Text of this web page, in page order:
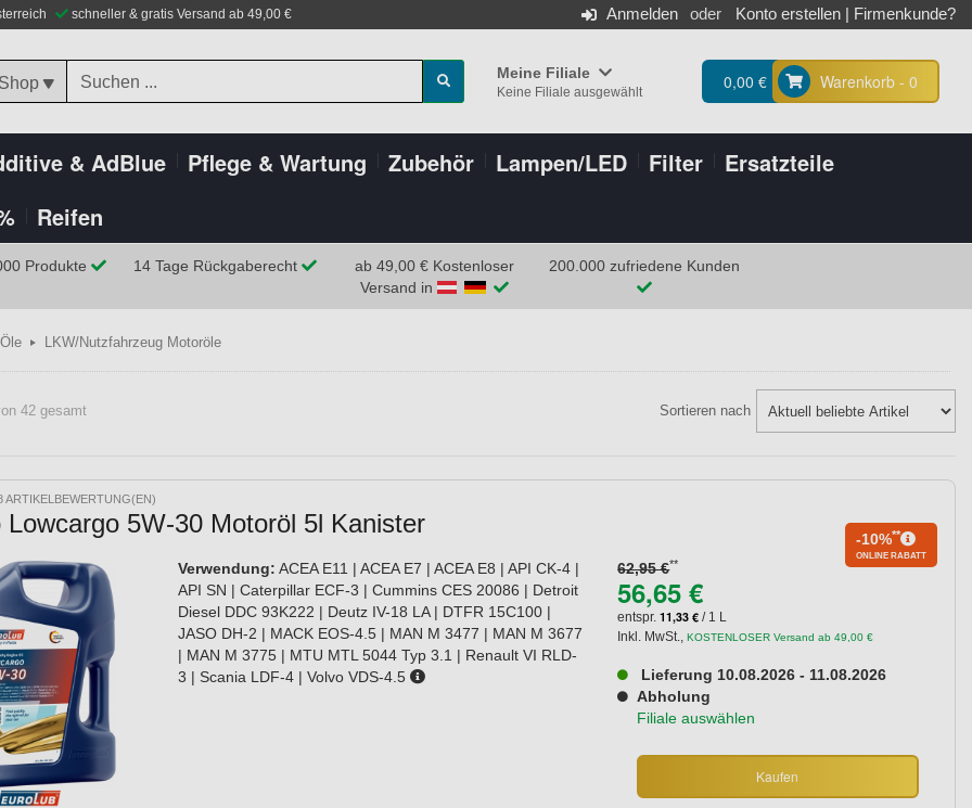
schneller & gratis Versand ab 49,00 € Anmelden Konto erstellen | Firmenkunde?
Meine Filiale
Keine Filiale ausgewählt 0,00 € Warenkorb - 0
& AdBlue Pflege & Wartung Zubehör Lampen/LED Filter
Ersatzteile
Reifen
Produkte 14 Tage Rückgaberecht
ab 49,00 € Kostenloser
Versand in
200.000 zufriedene Kunden
Öle LKW/Nutzfahrzeug Motoröle
42 gesamt Sortieren nach
ARTIKELBEWERTUNG(EN)
Lowcargo 5W-30 Motoröl 5l Kanister
Verwendung: ACEA E11 | ACEA E7 | ACEA E8 | API CK-4 |
API SN | Caterpillar ECF-3 | Cummins CES 20086 | Detroit
Diesel DDC 93K222 | Deutz IV-18 LA | DTFR 15C100 |
JASO DH-2 | MACK EOS-4.5 | MAN M 3477 | MAN M 3677
| MAN M 3775 | MTU MTL 5044 Typ 3.1 | Renault VI RLD-
3 | Scania LDF-4 | Volvo VDS-4.5
62,95 €**
-10%**
ONLINE RABATT
56,65 €
entspr.11,33 € / 1 L
Inkl. MwSt.,KOSTENLOSER Versand ab 49,00 €
Lieferung 10.08.2026 - 11.08.2026
Abholung
Filiale auswählen
Kaufen